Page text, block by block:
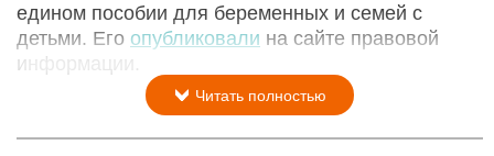
едином пособии для беременных и семей с
детьми. Его опубликовали на сайте правовой
информации.
Читать полностью